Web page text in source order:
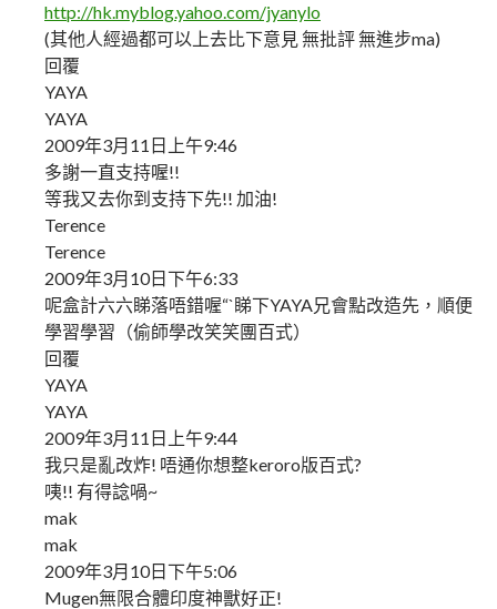
http://hk.myblog.yahoo.com/jyanylo
(其他人經過都可以上去比下意見 無批評 無進步ma)
回覆
YAYA
YAYA
2009年3月11日上午9:46
多謝一直支持喔!!
等我又去你到支持下先!! 加油!
Terence
Terence
2009年3月10日下午6:33
呢盒計六六睇落唔錯喔“`睇下YAYA兄會點改造先，順便
學習學習（偷師學改笑笑團百式）
回覆
YAYA
YAYA
2009年3月11日上午9:44
我只是亂改炸! 唔通你想整keroro版百式?
咦!! 有得諗喎~
mak
mak
2009年3月10日下午5:06
Mugen無限合體印度神獸好正!